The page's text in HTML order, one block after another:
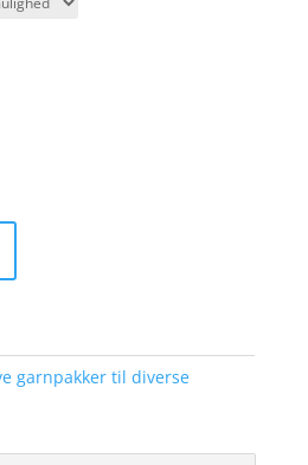
garnpakker til diverse